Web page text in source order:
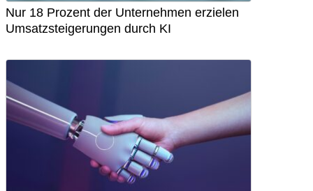
Nur 18 Prozent der Unternehmen erzielen
Umsatzsteigerungen durch KI